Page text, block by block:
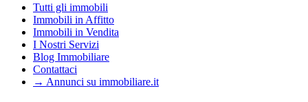
Tutti gli immobili
Immobili in Affitto
Immobili in Vendita
I Nostri Servizi
Blog Immobiliare
Contattaci
→ Annunci su immobiliare.it